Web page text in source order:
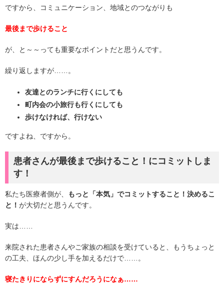
ですから、コミュニケーション、地域とのつながりも
最後まで歩けること
が、と～～っても重要なポイントだと思うんです。
繰り返しますが……。
友達とのランチに行くにしても
町内会の小旅行も行くにしても
歩けなければ、行けない
ですよね、ですから。
患者さんが最後まで歩けること！にコミットしま
す！
私たち医療者側が、
もっと「本気」でコミットすること！決めるこ
と！ が大切だと思うんです。
実は……
来院された患者さんやご家族の相談を受けていると、もうちょっと
の工夫、ほんの少し手を加えるだけで……。
寝たきりにならずにすんだろうになぁ……